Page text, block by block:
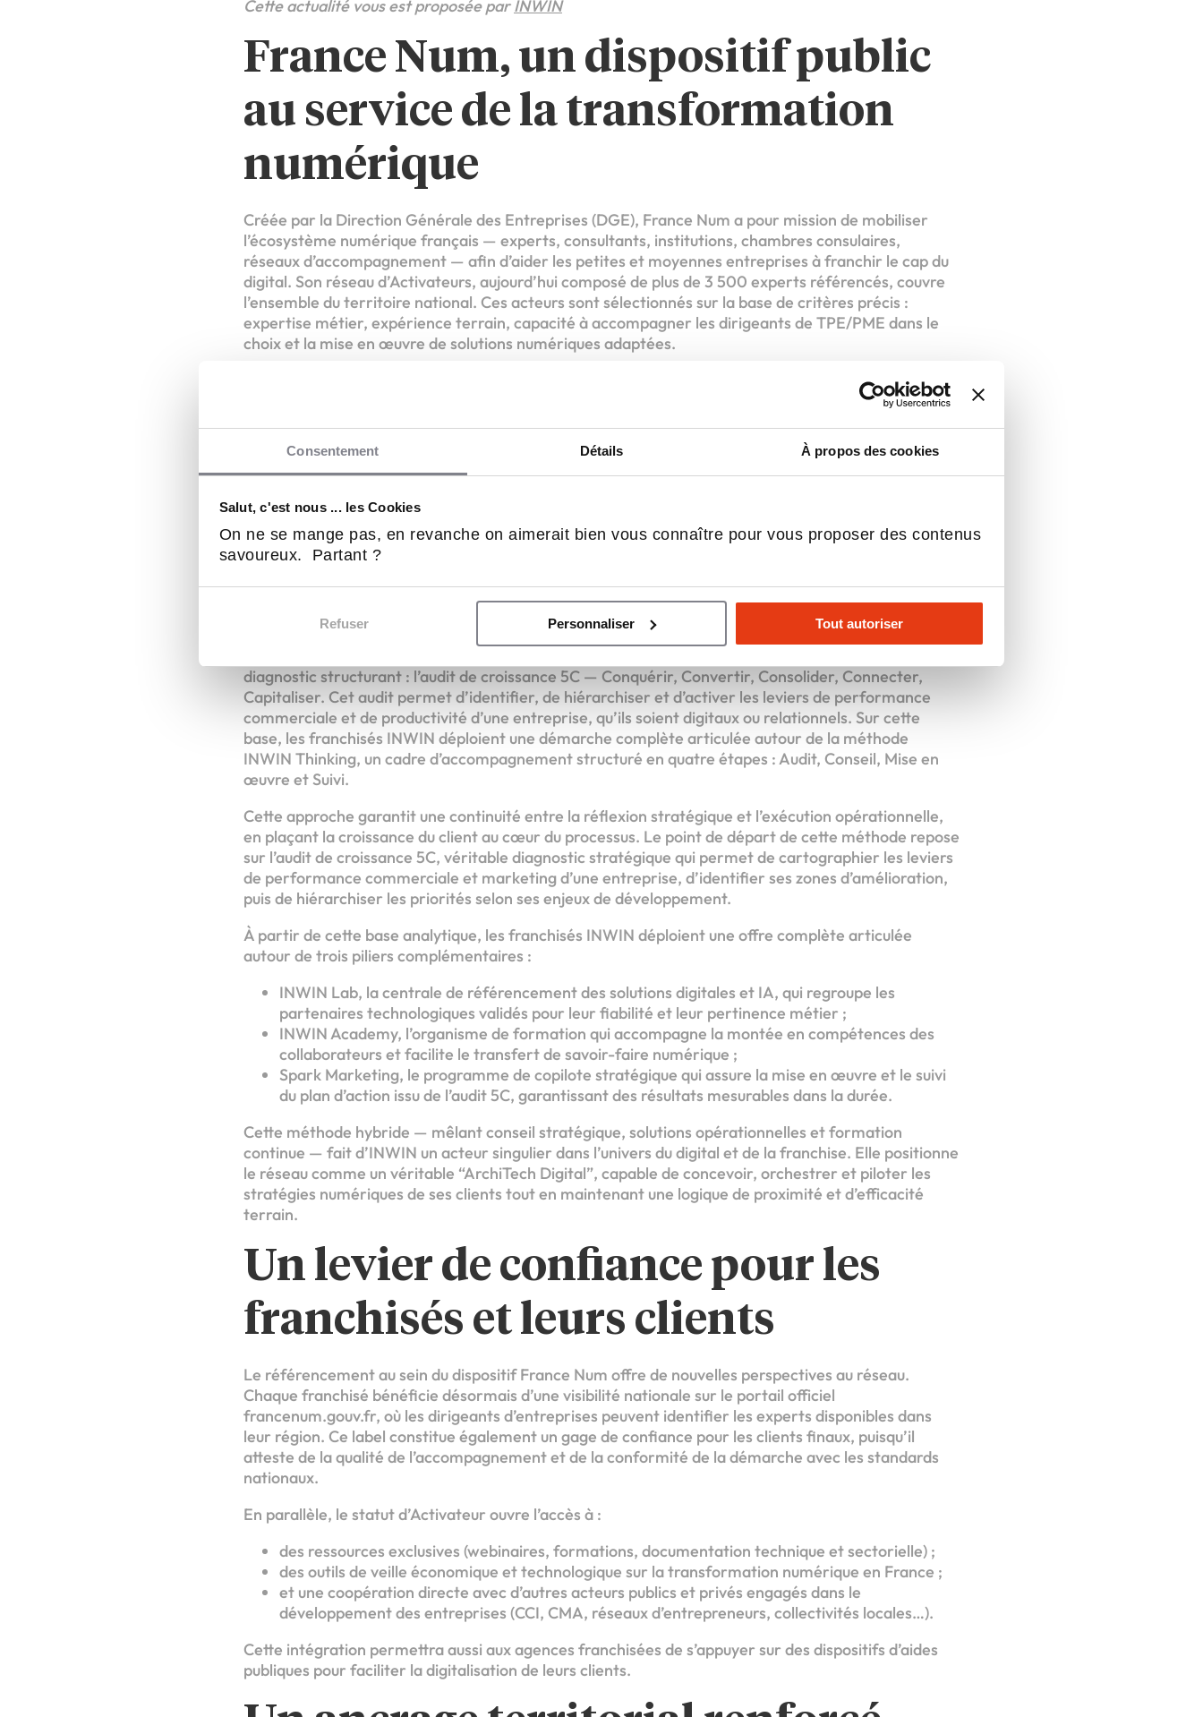
Consentement Détails À propos des cookies
Salut, c'est nous ... les Cookies
On ne se mange pas, en revanche on aimerait bien vous connaître pour vous proposer des contenus
savoureux. Partant ?
Refuser Personnaliser Tout autoriser
Cette actualité vous est proposée parINWIN
France Num, un dispositif public
au service de la transformation
numérique
Créée par la Direction Générale des Entreprises (DGE), France Num a pour mission de mobiliser
l’écosystème numérique français — experts, consultants, institutions, chambres consulaires,
réseaux d’accompagnement — afin d’aider les petites et moyennes entreprises à franchir le cap du
digital. Son réseau d’Activateurs, aujourd’hui composé de plus de 3 500 experts référencés, couvre
l’ensemble du territoire national. Ces acteurs sont sélectionnés sur la base de critères précis :
expertise métier, expérience terrain, capacité à accompagner les dirigeants de TPE/PME dans le
choix et la mise en œuvre de solutions numériques adaptées.
En rejoignant ce dispositif, INWIN Digital Expert bénéficie d’une reconnaissance institutionnelle de
son savoir-faire et de son engagement en faveur d’une digitalisation accessible, concrète et
Un modèle d’accompagnement
centré sur la croissance des
entreprises
Depuis sa création, INWIN s’est donné pour mission d’aider les entreprises à transformer leur
diagnostic structurant : l’audit de croissance 5C — Conquérir, Convertir, Consolider, Connecter,
Capitaliser. Cet audit permet d’identifier, de hiérarchiser et d’activer les leviers de performance
commerciale et de productivité d’une entreprise, qu’ils soient digitaux ou relationnels. Sur cette
base, les franchisés INWIN déploient une démarche complète articulée autour de la méthode
INWIN Thinking, un cadre d’accompagnement structuré en quatre étapes : Audit, Conseil, Mise en
œuvre et Suivi.
Cette approche garantit une continuité entre la réflexion stratégique et l’exécution opérationnelle,
en plaçant la croissance du client au cœur du processus. Le point de départ de cette méthode repose
sur l’audit de croissance 5C, véritable diagnostic stratégique qui permet de cartographier les leviers
de performance commerciale et marketing d’une entreprise, d’identifier ses zones d’amélioration,
puis de hiérarchiser les priorités selon ses enjeux de développement.
À partir de cette base analytique, les franchisés INWIN déploient une offre complète articulée
autour de trois piliers complémentaires :
INWIN Lab, la centrale de référencement des solutions digitales et IA, qui regroupe les
partenaires technologiques validés pour leur fiabilité et leur pertinence métier ;
INWIN Academy, l’organisme de formation qui accompagne la montée en compétences des
collaborateurs et facilite le transfert de savoir-faire numérique ;
Spark Marketing, le programme de copilote stratégique qui assure la mise en œuvre et le suivi
du plan d’action issu de l’audit 5C, garantissant des résultats mesurables dans la durée.
Cette méthode hybride — mêlant conseil stratégique, solutions opérationnelles et formation
continue — fait d’INWIN un acteur singulier dans l’univers du digital et de la franchise. Elle positionne
le réseau comme un véritable “ArchiTech Digital”, capable de concevoir, orchestrer et piloter les
stratégies numériques de ses clients tout en maintenant une logique de proximité et d’efficacité
terrain.
Un levier de confiance pour les
franchisés et leurs clients
Le référencement au sein du dispositif France Num offre de nouvelles perspectives au réseau.
Chaque franchisé bénéficie désormais d’une visibilité nationale sur le portail officiel
francenum.gouv.fr, où les dirigeants d’entreprises peuvent identifier les experts disponibles dans
leur région. Ce label constitue également un gage de confiance pour les clients finaux, puisqu’il
atteste de la qualité de l’accompagnement et de la conformité de la démarche avec les standards
nationaux.
En parallèle, le statut d’Activateur ouvre l’accès à :
des ressources exclusives (webinaires, formations, documentation technique et sectorielle) ;
des outils de veille économique et technologique sur la transformation numérique en France ;
et une coopération directe avec d’autres acteurs publics et privés engagés dans le
développement des entreprises (CCI, CMA, réseaux d’entrepreneurs, collectivités locales…).
Cette intégration permettra aussi aux agences franchisées de s’appuyer sur des dispositifs d’aides
publiques pour faciliter la digitalisation de leurs clients.